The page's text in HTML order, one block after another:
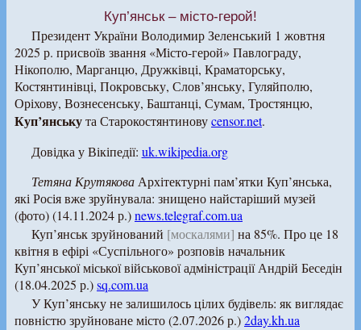
Куп’янськ – місто-герой!
Президент України Володимир Зеленський 1 жовтня
2025 р. присвоїв звання «Місто-герой» Павлограду,
Нікополю, Марганцю, Дружківці, Краматорську,
Костянтинівці, Покровську, Слов’янську, Гуляйполю,
Оріхову, Вознесенську, Баштанці, Сумам, Тростянцю,
Куп’янськута Старокостянтиновуcensor.net.
Довідка у Вікіпедії: uk.wikipedia.org
Тетяна КрутяковаАрхітектурні пам’ятки Куп’янська,
які Росія вже зруйнувала: знищено найстаріший музей
(фото) (14.11.2024 р.)news.telegraf.com.ua
Куп’янськ зруйнований [москалями] на 85%. Про це 18
квітня в ефірі «Суспільного» розповів начальник
Куп’янської міської військової адміністрації Андрій Беседін
(18.04.2025 р.)sq.com.ua
У Куп’янську не залишилось цілих будівель: як виглядає
повністю зруйноване місто (2.07.2026 р.)2day.kh.ua